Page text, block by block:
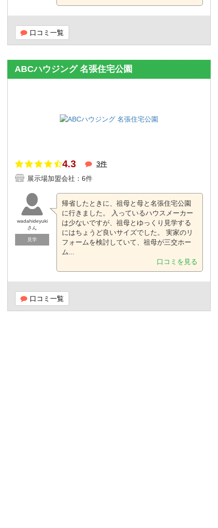
口コミ一覧
ABCハウジング 名張住宅公園
4.3
3件
展示場加盟会社：6件
wadahideyuki
さん
見学
帰省したときに、祖母と母と名張住宅公園
に行きました。 入っているハウスメーカー
は少ないですが、祖母とゆっくり見学する
にはちょうど良いサイズでした。 実家のリ
フォームを検討していて、祖母が三交ホー
ム...
口コミを見る
口コミ一覧